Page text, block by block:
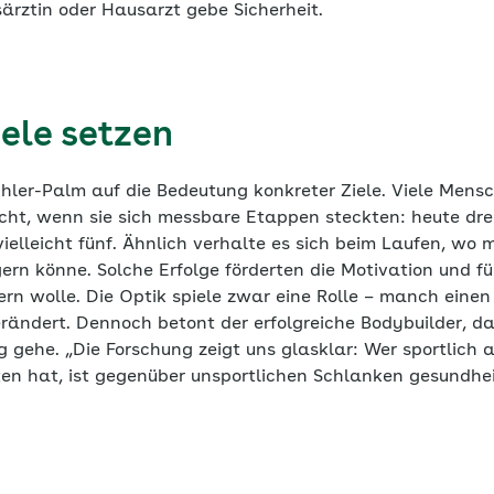
oder Hausarzt gebe Sicherheit.
setzen
Palm auf die Bedeutung konkreter Ziele. Viele
wenn sie sich messbare Etappen steckten: heute
fünf. Ähnlich verhalte es sich beim Laufen, wo
könne. Solche Erfolge förderten die Motivation und
wolle. Die Optik spiele zwar eine Rolle – manch
Dennoch betont der erfolgreiche Bodybuilder,
gehe. „Die Forschung zeigt uns glasklar: Wer sportlich
hat, ist gegenüber unsportlichen Schlanken